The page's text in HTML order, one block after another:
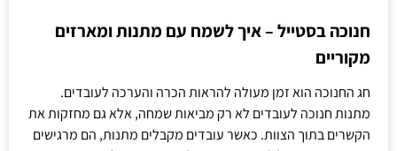
חנוכה בסטייל – איך לשמח עם מתנות ומארזים
מקוריים
חג החנוכה הוא זמן מעולה להראות הכרה והערכה לעובדים.
מתנות חנוכה לעובדים לא רק מביאות שמחה, אלא גם מחזקות את
הקשרים בתוך הצוות. כאשר עובדים מקבלים מתנות, הם מרגישים